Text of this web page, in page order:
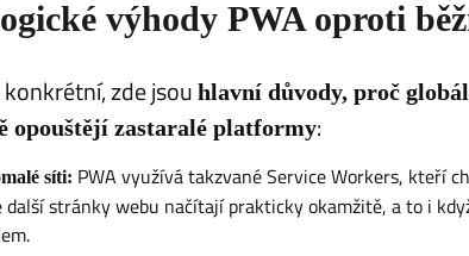
výhody PWA oproti
zde jsou hlavní důvody, proč
opouštějí zastaralé platformy:
síti: PWA využívá takzvané Service Workers, kteří
stránky webu načítají prakticky okamžitě, a to i